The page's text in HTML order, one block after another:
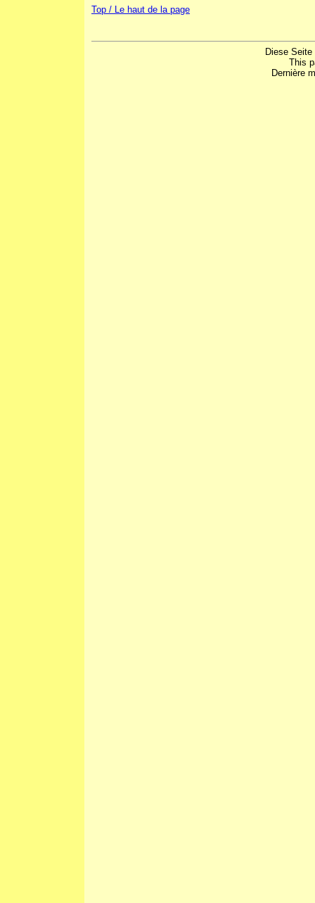
Top / Le haut de la page
Diese
This
Dernière